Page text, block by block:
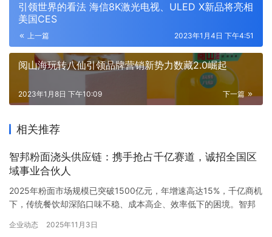
引领世界的看法 海信8K激光电视、ULED X新品将亮相
美国CES
上一篇 2023年1月4日 下午4:51
阅山海玩转八仙引领品牌营销新势力数藏2.0崛起
下一篇
2023年1月8日 下午10:09
相关推荐
智邦粉面浇头供应链：携手抢占千亿赛道，诚招全国区
域事业合伙人
2025年粉面市场规模已突破1500亿元，年增速高达15%，千亿商机
下，传统餐饮却深陷口味不稳、成本高企、效率低下的困境。智邦
键，现开放全国区域事业合伙人招募，邀您共掌餐饮供应链黄金风
企业动态 2025年11月3日